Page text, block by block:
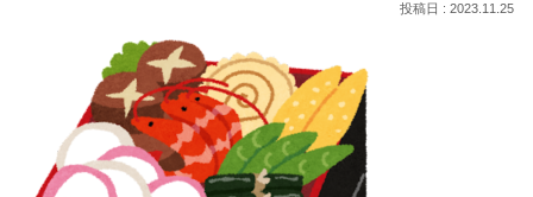
2023.11.25